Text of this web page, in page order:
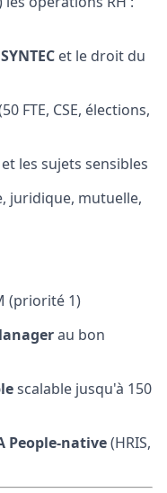
et le droit du
FTE, CSE, élections,
et les sujets sensibles
juridique, mutuelle,
(priorité 1)
au bon
scalable jusqu'à 150
People-native(HRIS,